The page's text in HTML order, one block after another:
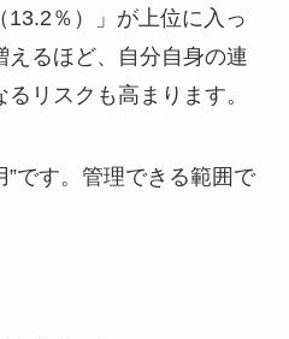
％）」が上位に入っ
えるほど、自分自身の連
リスクも高まります。
”です。管理できる範囲で